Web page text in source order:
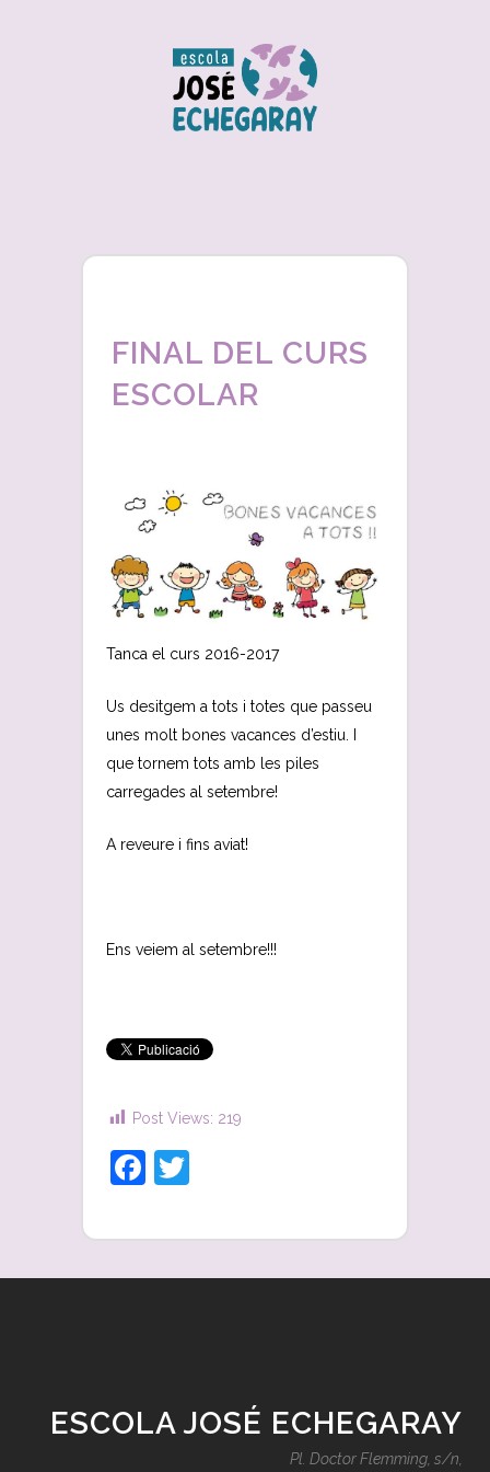
FINAL DEL CURS
ESCOLAR
Tanca el curs 2016-2017
Us desitgem a tots i totes que passeu
unes molt bones vacances d’estiu. I
que tornem tots amb les piles
carregades al setembre!
A reveure i fins aviat!
Ens veiem al setembre!!!
Post Views: 219
Facebook
ESCOLA JOSÉ ECHEGARAY
Pl. Doctor Flemming, s/n,